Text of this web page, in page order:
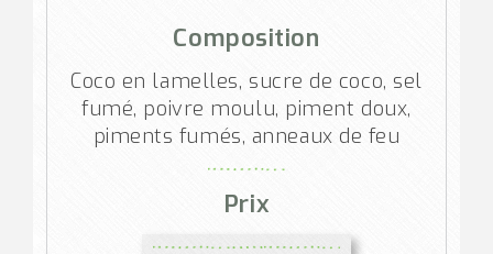
Composition
Coco en lamelles, sucre de coco, sel
fumé, poivre moulu, piment doux,
piments fumés, anneaux de feu
Prix